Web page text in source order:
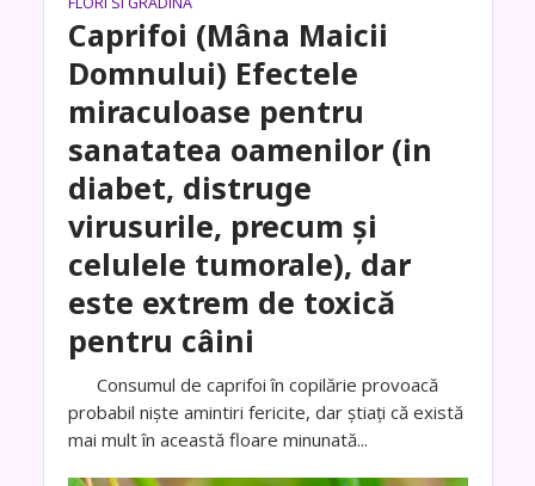
Caprifoi (Mâna Maicii
Domnului) Efectele
miraculoase pentru
sanatatea oamenilor (in
diabet, distruge
virusurile, precum și
celulele tumorale), dar
este extrem de toxică
pentru câini
Consumul de caprifoi în copilărie provoacă
probabil niște amintiri fericite, dar știați că există
mai mult în această floare minunată...